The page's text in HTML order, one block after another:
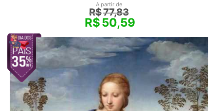
A partir de
R$77,83
R$50,59